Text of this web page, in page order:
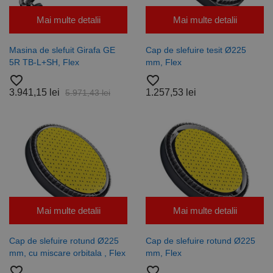
Mai multe detalii
Masina de slefuit Girafa GE
5R TB-L+SH, Flex
favorite_border
3.941,15 lei 5.971,43 lei
Mai multe detalii
Cap de slefuire tesit Ø225
mm, Flex
favorite_border
1.257,53 lei
Mai multe detalii
Cap de slefuire rotund Ø225
mm, cu miscare orbitala , Flex
Mai multe detalii
Cap de slefuire rotund Ø225
mm, Flex
Cookie-
Script.com să
funcționeze
corect.
PHPSESSID
PHP.net
www.rocast.ro
65 ani 8
Cookie
variabilelor de
sesiune ale
utilizatorului.
În mod
normal, este
un număr
generat
modul în care
specific site-
ului, dar un
Privacy Policy